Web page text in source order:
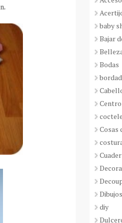
baby
Bajar
Bodas
Cosas
diy